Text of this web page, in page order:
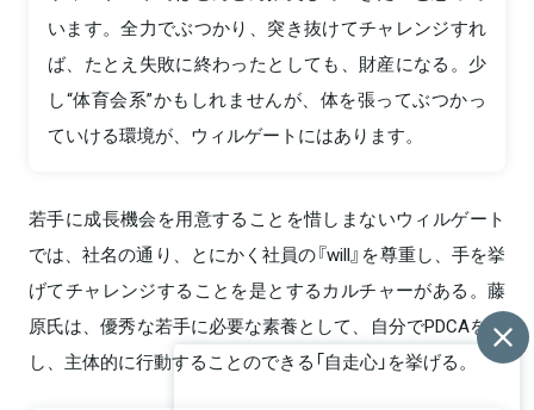
います。全力でぶつかり、突き抜けてチャレンジすれ
ば、たとえ失敗に終わったとしても、財産になる。少
し“体育会系”かもしれませんが、体を張ってぶつかっ
ていける環境が、ウィルゲートにはあります。
若手に成長機会を用意することを惜しまないウィルゲート
では、社名の通り、とにかく社員の『will』を尊重し、手を挙
げてチャレンジすることを是とするカルチャーがある。藤
原氏は、優秀な若手に必要な素養として、自分でPDCAを回
し、主体的に行動することのできる「自走心」を挙げる。